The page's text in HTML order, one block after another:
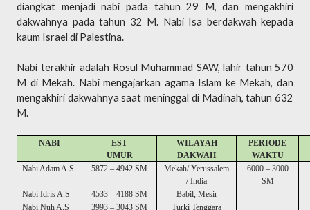
diangkat menjadi nabi pada tahun 29 M, dan mengakhiri
dakwahnya pada tahun 32 M. Nabi Isa berdakwah kepada
kaum Israel di Palestina.
Nabi terakhir adalah Rosul Muhammad SAW, lahir tahun 570
M di Mekah. Nabi mengajarkan agama Islam ke Mekah, dan
mengakhiri dakwahnya saat meninggal di Madinah, tahun 632
M.
NABI
EST
UMUR
WILAYAH
DAKWAH
PERIODE
WAKTU
Nabi Adam A.S
5872 – 4942 SM
Mekah/ Yerussalem
/ India
6000 – 3000
SM
Nabi Idris A.S
4533 – 4188 SM
Babil, Mesir
Nabi Nuh A.S
3993 – 3043 SM
Turki Tenggara